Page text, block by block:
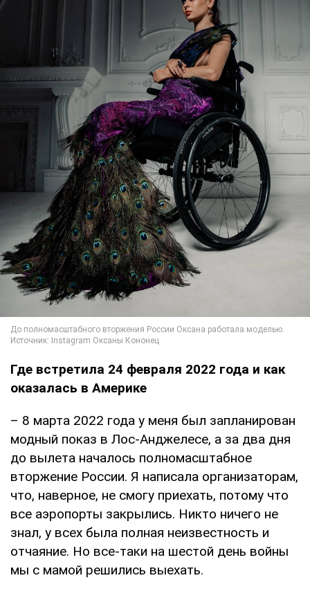
Где встретила 24 февраля 2022 года и как
оказалась в Америке
– 8 марта 2022 года у меня был запланирован
модный показ в Лос-Анджелесе, а за два дня
до вылета началось полномасштабное
вторжение России. Я написала организаторам,
что, наверное, не смогу приехать, потому что
все аэропорты закрылись. Никто ничего не
знал, у всех была полная неизвестность и
отчаяние. Но все-таки на шестой день войны
мы с мамой решились выехать.